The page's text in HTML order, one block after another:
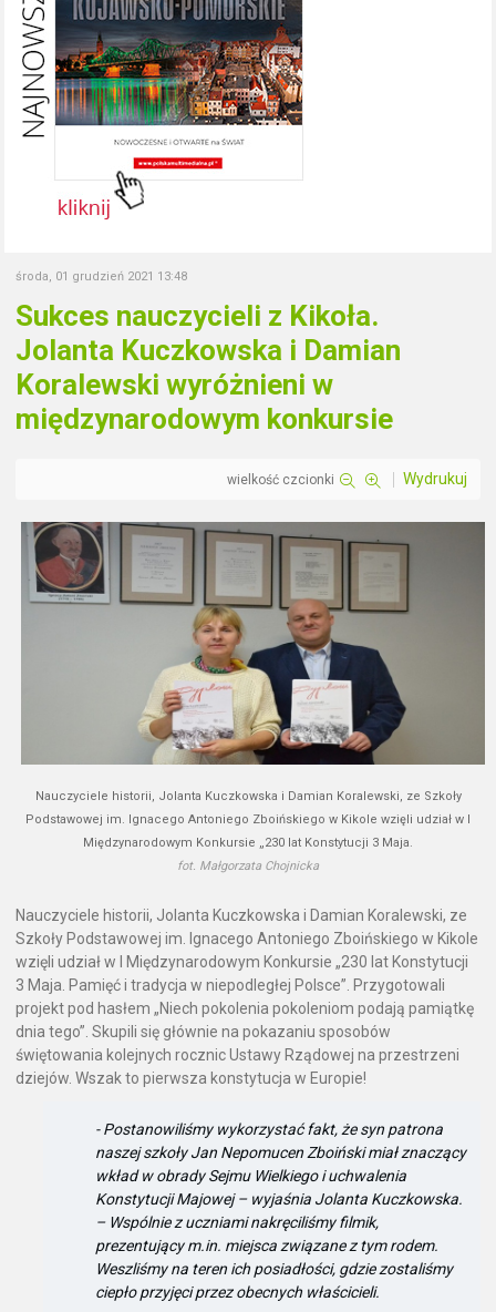
środa, 01 grudzień 2021 13:48
Sukces nauczycieli z Kikoła.
Jolanta Kuczkowska i Damian
Koralewski wyróżnieni w
międzynarodowym konkursie
wielkość czcionki Wydrukuj
Nauczyciele historii, Jolanta Kuczkowska i Damian Koralewski, ze Szkoły
Podstawowej im. Ignacego Antoniego Zboińskiego w Kikole wzięli udział w I
Międzynarodowym Konkursie „230 lat Konstytucji 3 Maja.
fot. Małgorzata Chojnicka
Nauczyciele historii, Jolanta Kuczkowska i Damian Koralewski, ze
Szkoły Podstawowej im. Ignacego Antoniego Zboińskiego w Kikole
wzięli udział w I Międzynarodowym Konkursie „230 lat Konstytucji
3 Maja. Pamięć i tradycja w niepodległej Polsce”. Przygotowali
projekt pod hasłem „Niech pokolenia pokoleniom podają pamiątkę
dnia tego”. Skupili się głównie na pokazaniu sposobów
świętowania kolejnych rocznic Ustawy Rządowej na przestrzeni
dziejów. Wszak to pierwsza konstytucja w Europie!
- Postanowiliśmy wykorzystać fakt, że syn patrona
naszej szkoły Jan Nepomucen Zboiński miał znaczący
wkład w obrady Sejmu Wielkiego i uchwalenia
Konstytucji Majowej – wyjaśnia Jolanta Kuczkowska.
– Wspólnie z uczniami nakręciliśmy filmik,
prezentujący m.in. miejsca związane z tym rodem.
Weszliśmy na teren ich posiadłości, gdzie zostaliśmy
ciepło przyjęci przez obecnych właścicieli.